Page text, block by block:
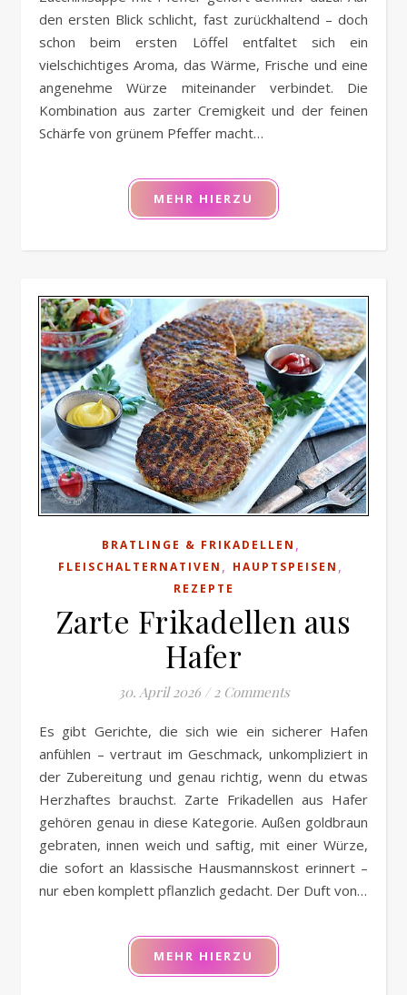
den ersten Blick schlicht, fast zurückhaltend – doch
schon beim ersten Löffel entfaltet sich ein
vielschichtiges Aroma, das Wärme, Frische und eine
angenehme Würze miteinander verbindet. Die
Kombination aus zarter Cremigkeit und der feinen
Schärfe von grünem Pfeffer macht…
MEHR HIERZU
BRATLINGE & FRIKADELLEN ,
FLEISCHALTERNATIVEN , HAUPTSPEISEN ,
REZEPTE
Zarte Frikadellen aus
Hafer
30. April 2026 / 2 Comments
Es gibt Gerichte, die sich wie ein sicherer Hafen
anfühlen – vertraut im Geschmack, unkompliziert in
der Zubereitung und genau richtig, wenn du etwas
Herzhaftes brauchst. Zarte Frikadellen aus Hafer
gehören genau in diese Kategorie. Außen goldbraun
gebraten, innen weich und saftig, mit einer Würze,
die sofort an klassische Hausmannskost erinnert –
nur eben komplett pflanzlich gedacht. Der Duft von…
MEHR HIERZU